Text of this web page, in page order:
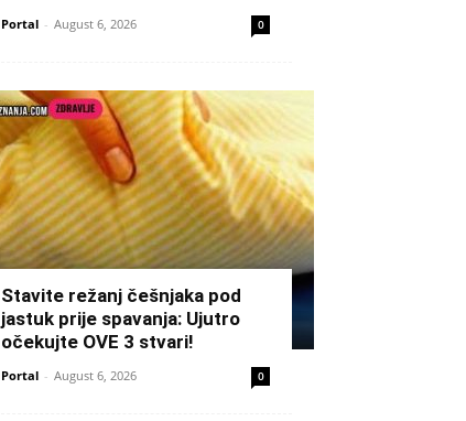
Portal - August 6, 2026 0
Stavite režanj češnjaka pod
jastuk prije spavanja: Ujutro
očekujte OVE 3 stvari!
Portal - August 6, 2026 0